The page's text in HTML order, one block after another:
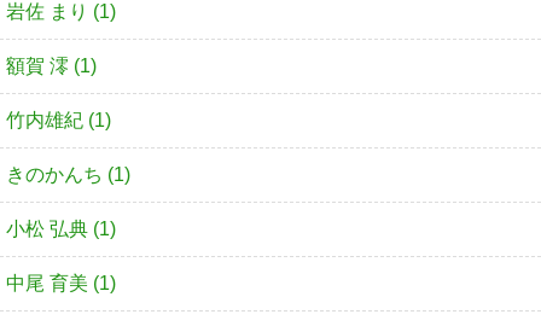
岩佐 まり (1)
額賀 澪 (1)
竹内雄紀 (1)
きのかんち (1)
小松 弘典 (1)
中尾 育美 (1)